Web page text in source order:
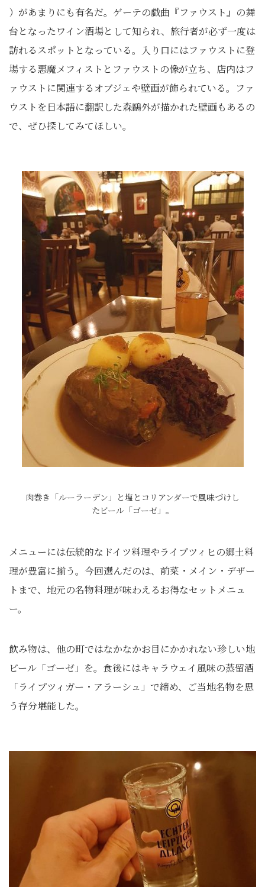
）があまりにも有名だ。ゲーテの戯曲『ファウスト』の舞
台となったワイン酒場として知られ、旅行者が必ず一度は
訪れるスポットとなっている。入り口にはファウストに登
場する悪魔メフィストとファウストの像が立ち、店内はフ
ァウストに関連するオブジェや壁画が飾られている。ファ
ウストを日本語に翻訳した森鷗外が描かれた壁画もあるの
で、ぜひ探してみてほしい。
肉巻き「ルーラーデン」と塩とコリアンダーで風味づけし
たビール「ゴーゼ」。
メニューには伝統的なドイツ料理やライプツィヒの郷土料
理が豊富に揃う。今回選んだのは、前菜・メイン・デザー
トまで、地元の名物料理が味わえるお得なセットメニュ
ー。
飲み物は、他の町ではなかなかお目にかかれない珍しい地
ビール「ゴーゼ」を。食後にはキャラウェイ風味の蒸留酒
「ライプツィガー・アラーシュ」で締め、ご当地名物を思
う存分堪能した。